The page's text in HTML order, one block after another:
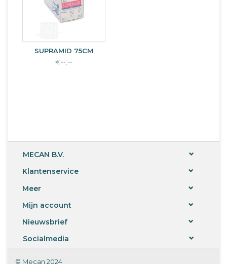
SUPRAMID 75CM
€--,--
MECAN B.V.
Klantenservice
Meer
Mijn account
Nieuwsbrief
Socialmedia